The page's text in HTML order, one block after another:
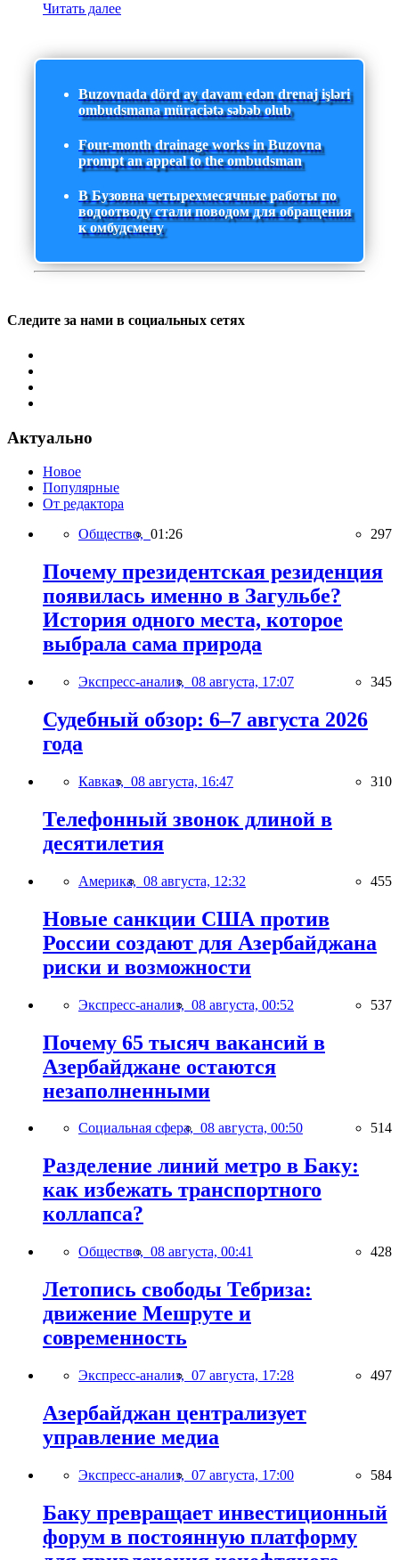
Читать далее
Buzovnada dörd ay davam edən drenaj işləri
ombudsmana müraciətə səbəb olub
Four-month drainage works in Buzovna
prompt an appeal to the ombudsman
В Бузовна четырехмесячные работы по
водоотводу стали поводом для обращения
к омбудсмену
Следите за нами в социальных сетях
Актуально
Новое
Популярные
От редактора
Общество, 01:26 297
Почему президентская резиденция
появилась именно в Загульбе?
История одного места, которое
выбрала сама природа
Экспресс-анализ, 08 августа, 17:07 345
Судебный обзор: 6–7 августа 2026
года
Кавказ, 08 августа, 16:47 310
Телефонный звонок длиной в
десятилетия
Америка, 08 августа, 12:32 455
Новые санкции США против
России создают для Азербайджана
риски и возможности
Экспресс-анализ, 08 августа, 00:52 537
Почему 65 тысяч вакансий в
Азербайджане остаются
незаполненными
Социальная сфера, 08 августа, 00:50 514
Разделение линий метро в Баку:
как избежать транспортного
коллапса?
Общество, 08 августа, 00:41 428
Летопись свободы Тебриза:
движение Мешруте и
современность
Экспресс-анализ, 07 августа, 17:28 497
Азербайджан централизует
управление медиа
Экспресс-анализ, 07 августа, 17:00 584
Баку превращает инвестиционный
форум в постоянную платформу